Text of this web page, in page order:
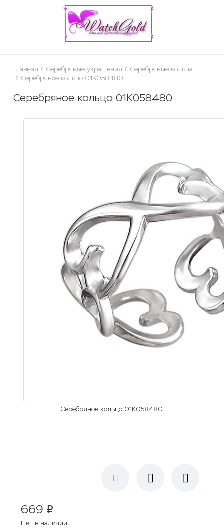
Главная Серебряные украшения
Серебряные кольца
Серебряное кольцо 01К058480
Серебряное кольцо 01К058480
Серебряное кольцо 01К058480
669 p
Нет в наличии